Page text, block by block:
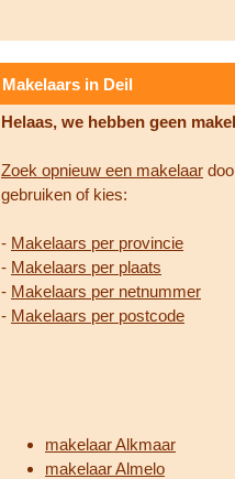
Makelaars in Deil
Helaas, we hebben geen
Zoek opnieuw een makelaar
gebruiken of kies:
- Makelaars per provincie
- Makelaars per plaats
- Makelaars per netnummer
- Makelaars per postcode
makelaar Alkmaar
makelaar Almelo